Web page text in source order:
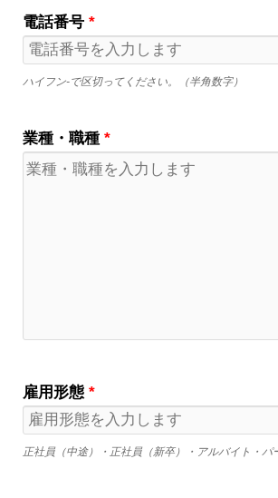
電話番号 *
ハイフン-で区切ってください。（半角数字）
業種・職種 *
雇用形態 *
正社員（中途）・正社員（新卒）・アルバイト・パ